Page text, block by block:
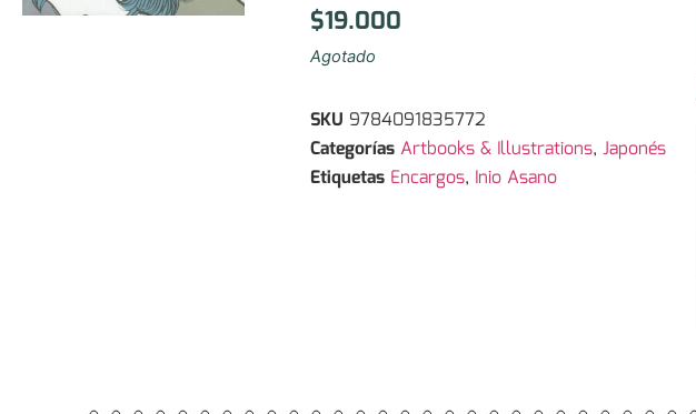
$19.000
Agotado
SKU 9784091835772
Categorías Artbooks & Illustrations,Japonés
Etiquetas Encargos, Inio Asano